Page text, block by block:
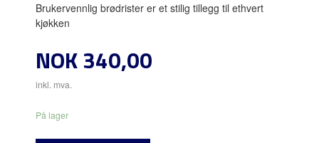
Brukervennlig brødrister er et stilig tillegg til ethvert
kjøkken
Pris
NOK340,00
inkl. mva.
På lager